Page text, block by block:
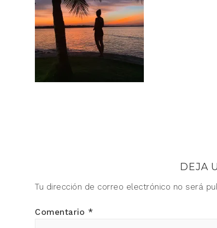
DEJA
Tu dirección de correo electrónico no será
Comentario *